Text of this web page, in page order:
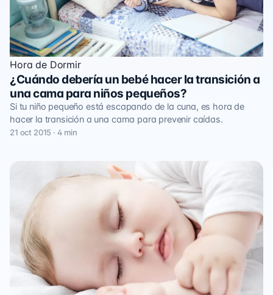
Hora de Dormir
¿Cuándo debería un bebé hacer la transición a
una cama para niños pequeños?
Si tu niño pequeño está escapando de la cuna, es hora de
hacer la transición a una cama para prevenir caídas.
21 oct 2015 · 4 min